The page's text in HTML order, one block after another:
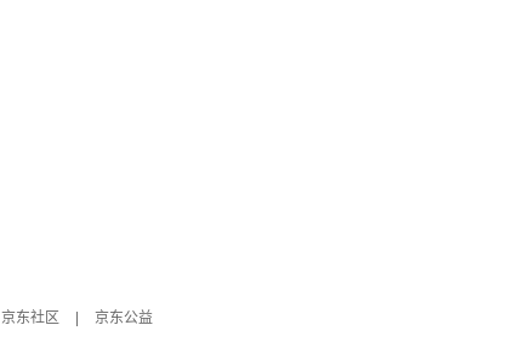
京东社区
京东公益